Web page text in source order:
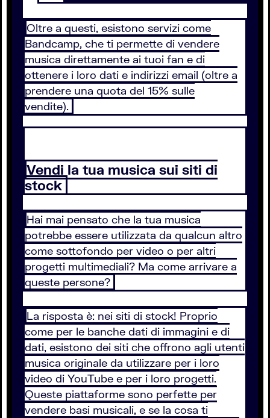
Oltre a questi, esistono servizi come
Bandcamp, che ti permette di vendere
musica direttamente ai tuoi fan e di
ottenere i loro dati e indirizzi email (oltre a
prendere una quota del 15% sulle
vendite).
Vendi la tua musica sui siti di
stock
Hai mai pensato che la tua musica
potrebbe essere utilizzata da qualcun altro
come sottofondo per video o per altri
progetti multimediali? Ma come arrivare a
queste persone?
La risposta è: nei siti di stock! Proprio
come per le banche dati di immagini e di
dati, esistono dei siti che offrono agli utenti
musica originale da utilizzare per i loro
video di YouTube e per i loro progetti.
Queste piattaforme sono perfette per
vendere basi musicali, e se la cosa ti